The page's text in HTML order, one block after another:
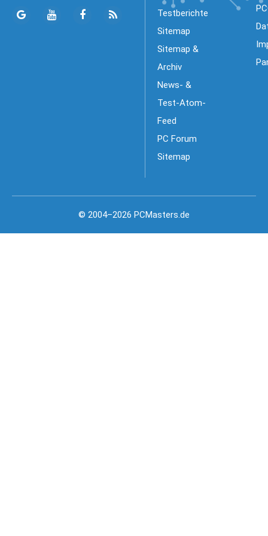
Testberichte
Sitemap
Sitemap &
Archiv
News- &
Test-Atom-
Feed
PC Forum
Sitemap
© 2004–2026 PCMasters.de